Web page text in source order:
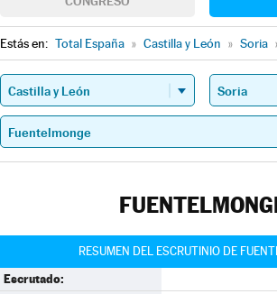
Estás en: Total España » Castilla y León » Soria
RESUMEN DEL ESCRUTINIO DE
Escrutado: